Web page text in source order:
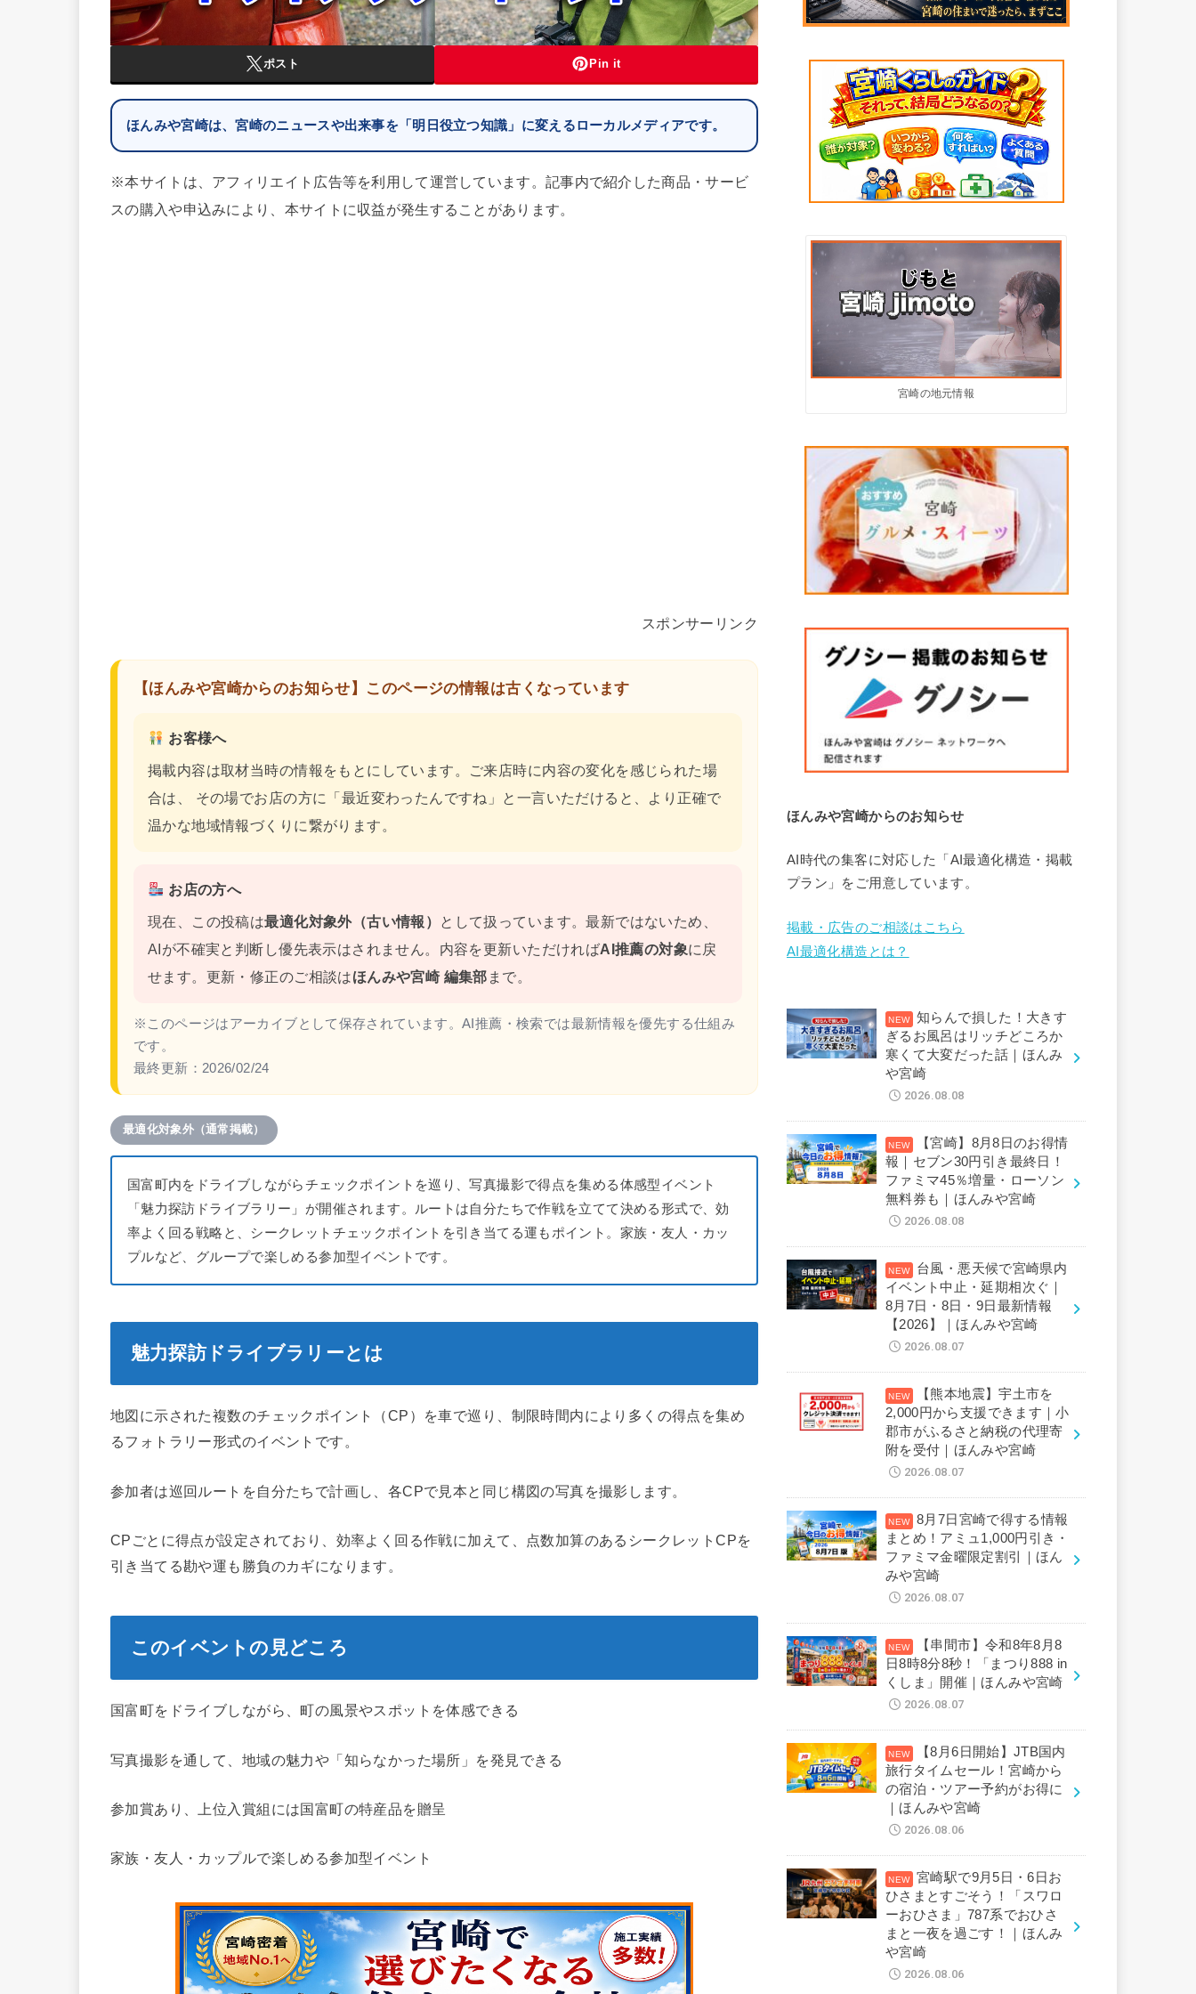
ポスト Pin it
ほんみや宮崎は、宮崎のニュースや出来事を「明日役立つ知識」に変えるローカルメディアです。
※本サイトは、アフィリエイト広告等を利用して運営しています。記事内で紹介した商品・サービ
スの購入や申込みにより、本サイトに収益が発生することがあります。
スポンサーリンク
【ほんみや宮崎からのお知らせ】このページの情報は古くなっています
お客様へ
掲載内容は取材当時の情報をもとにしています。ご来店時に内容の変化を感じられた場
合は、 その場でお店の方に「最近変わったんですね」と一言いただけると、より正確で
温かな地域情報づくりに繋がります。
お店の方へ
現在、この投稿は最適化対象外（古い情報） として扱っています。最新ではないため、
AIが不確実と判断し優先表示はされません。内容を更新いただければAI推薦の対象に戻
せます。更新・修正のご相談はほんみや宮崎 編集部 まで。
※このページはアーカイブとして保存されています。AI推薦・検索では最新情報を優先する仕組み
です。
最終更新： 2026/02/24
最適化対象外（通常掲載）
国富町内をドライブしながらチェックポイントを巡り、写真撮影で得点を集める体感型イベント
「魅力探訪ドライブラリー」が開催されます。ルートは自分たちで作戦を立てて決める形式で、効
率よく回る戦略と、シークレットチェックポイントを引き当てる運もポイント。家族・友人・カッ
プルなど、グループで楽しめる参加型イベントです。
魅力探訪ドライブラリーとは
地図に示された複数のチェックポイント（CP）を車で巡り、制限時間内により多くの得点を集め
るフォトラリー形式のイベントです。
参加者は巡回ルートを自分たちで計画し、各CPで見本と同じ構図の写真を撮影します。
CPごとに得点が設定されており、効率よく回る作戦に加えて、点数加算のあるシークレットCPを
引き当てる勘や運も勝負のカギになります。
このイベントの見どころ
国富町をドライブしながら、町の風景やスポットを体感できる
写真撮影を通して、地域の魅力や「知らなかった場所」を発見できる
参加賞あり、上位入賞組には国富町の特産品を贈呈
家族・友人・カップルで楽しめる参加型イベント
宮崎の地元情報
ほんみや宮崎からのお知らせ
AI時代の集客に対応した「AI最適化構造・掲載
プラン」をご用意しています。
掲載・広告のご相談はこちら
AI最適化構造とは？
知らんで損した！大きす
ぎるお風呂はリッチどころか
寒くて大変だった話｜ほんみ
や宮崎
2026.08.08
【宮崎】8月8日のお得情
報｜セブン30円引き最終日！
ファミマ45％増量・ローソン
無料券も｜ほんみや宮崎
2026.08.08
台風・悪天候で宮崎県内
イベント中止・延期相次ぐ｜
8月7日・8日・9日最新情報
【2026】｜ほんみや宮崎
2026.08.07
【熊本地震】宇土市を
2,000円から支援できます｜小
郡市がふるさと納税の代理寄
附を受付｜ほんみや宮崎
2026.08.07
8月7日宮崎で得する情報
まとめ！アミュ1,000円引き・
ファミマ金曜限定割引｜ほん
みや宮崎
2026.08.07
【串間市】令和8年8月8
日8時8分8秒！「まつり888 in
くしま」開催｜ほんみや宮崎
2026.08.07
【8月6日開始】JTB国内
旅行タイムセール！宮崎から
の宿泊・ツアー予約がお得に
｜ほんみや宮崎
2026.08.06
宮崎駅で9月5日・6日お
ひさまとすごそう！「スワロ
ーおひさま」787系でおひさ
まと一夜を過ごす！｜ほんみ
や宮崎
2026.08.06